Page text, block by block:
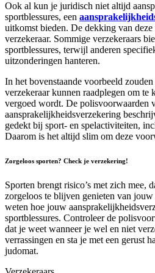
Ook al kun je juridisch niet altijd
sportblessures, een
uitkomst bieden. De dekking van
verzekeraar. Sommige verzekeraars
sportblessures, terwijl anderen
uitzonderingen hanteren.
In het bovenstaande voorbeeld
verzekeraar kunnen raadplegen om te
vergoed wordt. De polisvoorwaarden
aansprakelijkheidsverzekering
gedekt bij sport- en spelactiviteiten,
Daarom is het altijd slim om deze
Zorgeloos sporten? Check je verzekering!
Sporten brengt risico’s met zich mee,
zorgeloos te blijven genieten van
weten hoe jouw
sportblessures. Controleer de
dat je weet wanneer je wel en niet
verrassingen en sta je met een gerust
judomat.